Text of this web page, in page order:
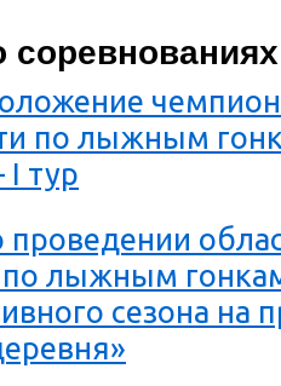
по лыжным
I тур
по лыжным
сезона на